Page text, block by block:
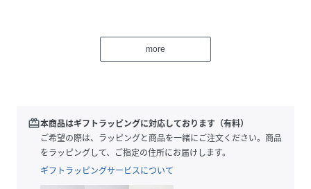
巧に表現できるのは、メイド・イン・ジャパンの技術ならで
は。タフで快適な履き心地と、美しい発色が長く続きます。
ルが完成します。
カラーバリエーション
001（ホワイト）：カラフルなアイスの色彩が最も映える、
クリーンでポップな一足。 009（ブラック）：「NOISE」
more
redeem本商品はギフトラッピングに対応しております（有料）
ご希望の際は、ラッピングと商品を一緒にご注文ください。商品
をラッピングして、ご指定の住所にお届けします。
ギフトラッピングサービスについて